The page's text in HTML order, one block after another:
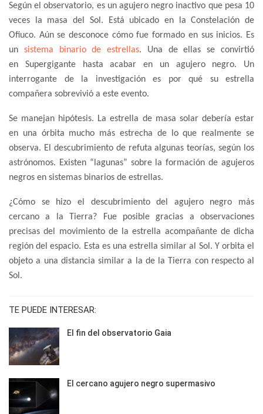
Según el observatorio, es un agujero negro inactivo que pesa 10
veces la masa del Sol. Está ubicado en la Constelación de
Ofiuco. Aún se desconoce cómo fue formado en sus inicios. Es
un sistema binario de estrellas. Una de ellas se convirtió
en Supergigante hasta acabar en un agujero negro. Un
interrogante de la investigación es por qué su estrella
compañera sobrevivió a este evento.
Se manejan hipótesis. La estrella de masa solar debería estar
en una órbita mucho más estrecha de lo que realmente se
observa. El descubrimiento de refuta algunas teorías, según los
astrónomos. Existen “lagunas” sobre la formación de agujeros
negros en sistemas binarios de estrellas.
¿Cómo se hizo el descubrimiento del agujero negro más
cercano a la Tierra? Fue posible gracias a observaciones
precisas del movimiento de la estrella acompañante de dicha
región del espacio. Esta es una estrella similar al Sol. Y orbita el
objeto a una distancia similar a la de la Tierra con respecto al
Sol.
TE PUEDE INTERESAR:
El fin del observatorio Gaia
El cercano agujero negro supermasivo